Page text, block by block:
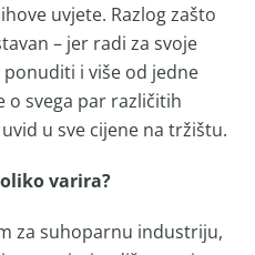
uvjete. Razlog zašto
– jer radi za svoje
i više od jedne
o svega par različitih
u sve cijene na tržištu.
varira?
za suhoparnu industriju,